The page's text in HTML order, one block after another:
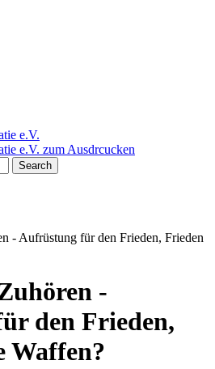
Search
- Aufrüstung für den Frieden, Frieden
-
den Frieden,
Waffen?